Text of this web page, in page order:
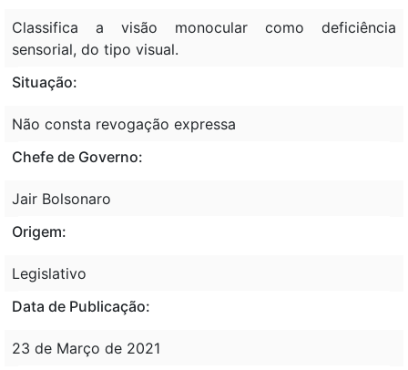
Classifica a visão monocular como deficiência
sensorial, do tipo visual.
Situação:
Não consta revogação expressa
Chefe de Governo:
Jair Bolsonaro
Origem:
Legislativo
Data de Publicação:
23 de Março de 2021